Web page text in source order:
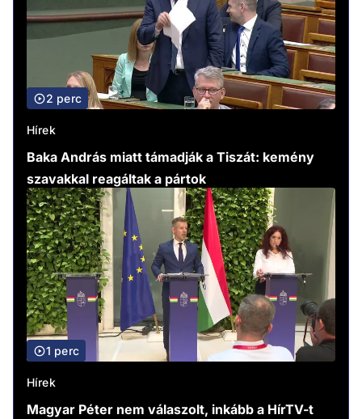
2 perc
Hírek
Baka András miatt támadják a Tiszát: kemény
szavakkal reagáltak a pártok
1 perc
Hírek
Magyar Péter nem válaszolt, inkább a HírTV-t